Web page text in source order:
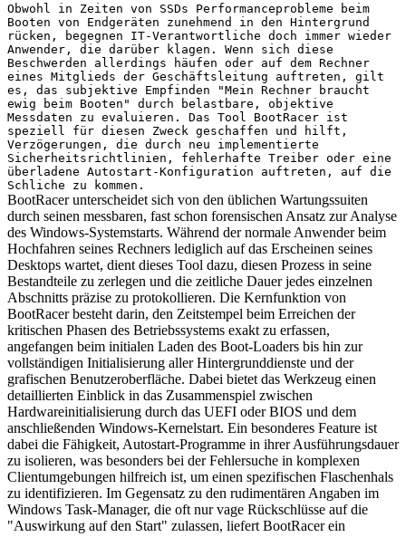
Obwohl in Zeiten von SSDs Performanceprobleme beim
Booten von Endgeräten zunehmend in den Hintergrund
rücken, begegnen IT-Verantwortliche doch immer wieder
Anwender, die darüber klagen. Wenn sich diese
Beschwerden allerdings häufen oder auf dem Rechner
eines Mitglieds der Geschäftsleitung auftreten, gilt
es, das subjektive Empfinden "Mein Rechner braucht
ewig beim Booten" durch belastbare, objektive
Messdaten zu evaluieren. Das Tool BootRacer ist
speziell für diesen Zweck geschaffen und hilft,
Verzögerungen, die durch neu implementierte
Sicherheitsrichtlinien, fehlerhafte Treiber oder eine
überladene Autostart-Konfiguration auftreten, auf die
Schliche zu kommen.
BootRacer unterscheidet sich von den üblichen Wartungssuiten
durch seinen messbaren, fast schon forensischen Ansatz zur Analyse
des Windows-Systemstarts. Während der normale Anwender beim
Hochfahren seines Rechners lediglich auf das Erscheinen seines
Desktops wartet, dient dieses Tool dazu, diesen Prozess in seine
Bestandteile zu zerlegen und die zeitliche Dauer jedes einzelnen
Abschnitts präzise zu protokollieren. Die Kernfunktion von
BootRacer besteht darin, den Zeitstempel beim Erreichen der
kritischen Phasen des Betriebssystems exakt zu erfassen,
angefangen beim initialen Laden des Boot-Loaders bis hin zur
vollständigen Initialisierung aller Hintergrunddienste und der
grafischen Benutzeroberfläche. Dabei bietet das Werkzeug einen
detaillierten Einblick in das Zusammenspiel zwischen
Hardwareinitialisierung durch das UEFI oder BIOS und dem
anschließenden Windows-Kernelstart. Ein besonderes Feature ist
dabei die Fähigkeit, Autostart-Programme in ihrer Ausführungsdauer
zu isolieren, was besonders bei der Fehlersuche in komplexen
Clientumgebungen hilfreich ist, um einen spezifischen Flaschenhals
zu identifizieren. Im Gegensatz zu den rudimentären Angaben im
Windows Task-Manager, die oft nur vage Rückschlüsse auf die
"Auswirkung auf den Start" zulassen, liefert BootRacer ein